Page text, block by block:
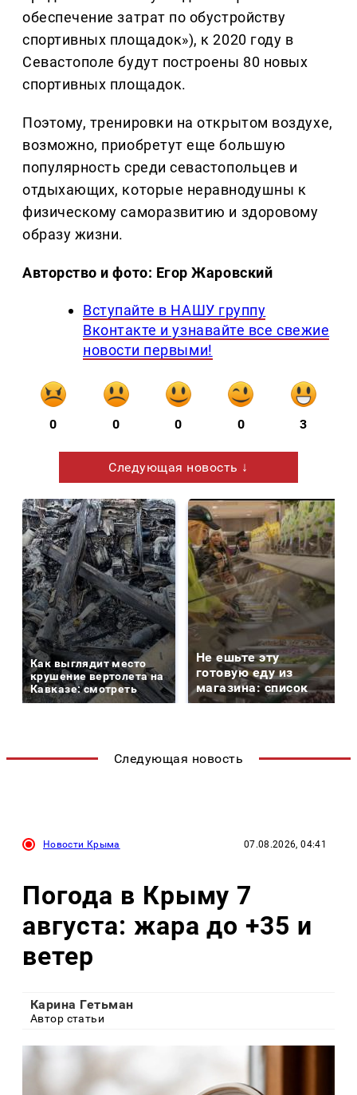
обеспечение затрат по обустройству
спортивных площадок»), к 2020 году в
Севастополе будут построены 80 новых
спортивных площадок.
Поэтому, тренировки на открытом воздухе,
возможно, приобретут еще большую
популярность среди севастопольцев и
отдыхающих, которые неравнодушны к
физическому саморазвитию и здоровому
образу жизни.
Авторство и фото: Егор Жаровский
Вступайте в НАШУ группу
Вконтакте и узнавайте все свежие
новости первыми!
0 0 0 0 3
Следующая новость ↓
Как выглядит место
крушение вертолета на
Кавказе: смотреть
Не ешьте эту
готовую еду из
магазина: список
Следующая новость
Новости Крыма 07.08.2026, 04:41
Погода в Крыму 7
августа: жара до +35 и
ветер
Карина Гетьман
Автор статьи